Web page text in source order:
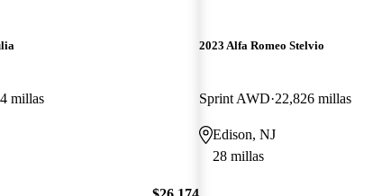
millas
2023 Alfa Romeo Stelvio
Sprint AWD 22,826 millas
Edison, NJ
28 millas